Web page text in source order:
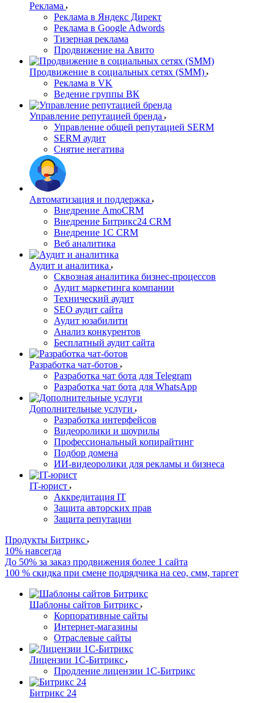
Реклама
Реклама в Яндекс Директ
Реклама в Google Adwords
Тизерная реклама
Продвижение на Авито
Продвижение в социальных сетях (SMM)
Реклама в VK
Ведение группы ВК
Управление репутацией бренда
Управление общей репутацией SERM
SERM аудит
Снятие негатива
Автоматизация и поддержка
Внедрение AmoCRM
Внедрение Битрикс24 CRM
Внедрение 1C CRM
Веб аналитика
Аудит и аналитика
Сквозная аналитика бизнес-процессов
Аудит маркетинга компании
Технический аудит
SEO аудит сайта
Аудит юзабилити
Анализ конкурентов
Бесплатный аудит сайта
Разработка чат-ботов
Разработка чат бота для Telegram
Разработка чат бота для WhatsApp
Дополнительные услуги
Разработка интерфейсов
Видеоролики и шоурилы
Профессиональный копирайтинг
Подбор домена
ИИ-видеоролики для рекламы и бизнеса
IT-юрист
Аккредитация IT
Защита авторских прав
Защита репутации
Продукты Битрикс
10% навсегда
До 50% за заказ продвижения более 1 сайта
100 % скидка при смене подрядчика на сео, смм, таргет
Шаблоны сайтов Битрикс
Корпоративные сайты
Интернет-магазины
Отраслевые сайты
Лицензии 1С-Битрикс
Продление лицензии 1С-Битрикс
Битрикс 24